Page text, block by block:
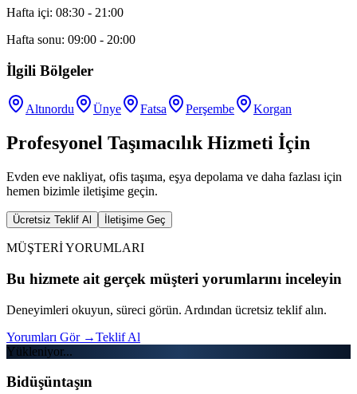
Hafta içi: 08:30 - 21:00
Hafta sonu: 09:00 - 20:00
İlgili Bölgeler
Altınordu Ünye Fatsa Perşembe Korgan
Profesyonel Taşımacılık Hizmeti İçin
Evden eve nakliyat, ofis taşıma, eşya depolama ve daha fazlası için
hemen bizimle iletişime geçin.
Ücretsiz Teklif Al İletişime Geç
MÜŞTERİ YORUMLARI
Bu hizmete ait gerçek müşteri yorumlarını inceleyin
Deneyimleri okuyun, süreci görün. Ardından ücretsiz teklif alın.
Yorumları Gör →Teklif Al
Yükleniyor...
Bidüşüntaşın